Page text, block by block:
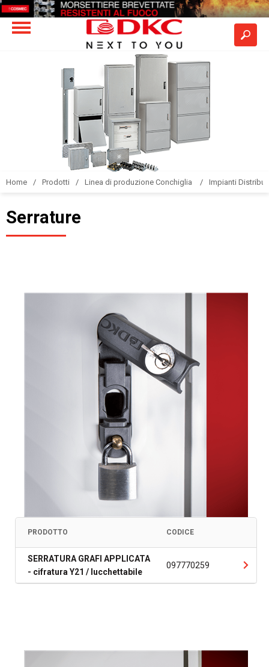
Home Prodotti Linea di produzione Conchiglia Impianti
Serrature
PRODOTTO CODICE
SERRATURA GRAFI APPLICATA
- cifratura Y21 / lucchettabile
097770259